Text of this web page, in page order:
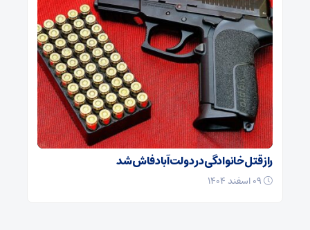
راز قتل خانوادگی در دولت‌آباد فاش شد